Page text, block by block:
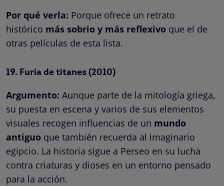
Por qué verla: Porque ofrece un retrato
histórico más sobrio y más reflexivo que el de
otras películas de esta lista.
19. Furia de titanes (2010)
Argumento: Aunque parte de la mitología griega,
su puesta en escena y varios de sus elementos
visuales recogen influencias de un mundo
antiguo que también recuerda al imaginario
egipcio. La historia sigue a Perseo en su lucha
contra criaturas y dioses en un entorno pensado
para la acción.